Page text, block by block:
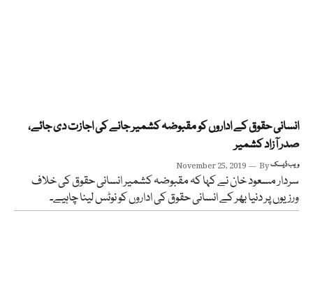
انسانی حقوق کے اداروں کو مقبوضہ کشمیر جانے کی اجازت دی جائے،
صدر آزاد کشمیر
November 25, 2019 Byویب ڈیسک
سردار مسعود خان نے کہا کہ مقبوضہ کشمیر انسانی حقوق کی خلاف
ورزیوں پر دنیا بھر کے انسانی حقوق کی اداروں کو نوٹس لینا چاہیے۔